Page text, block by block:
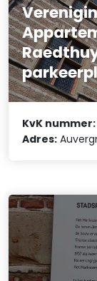
KvK nummer:
Adres: